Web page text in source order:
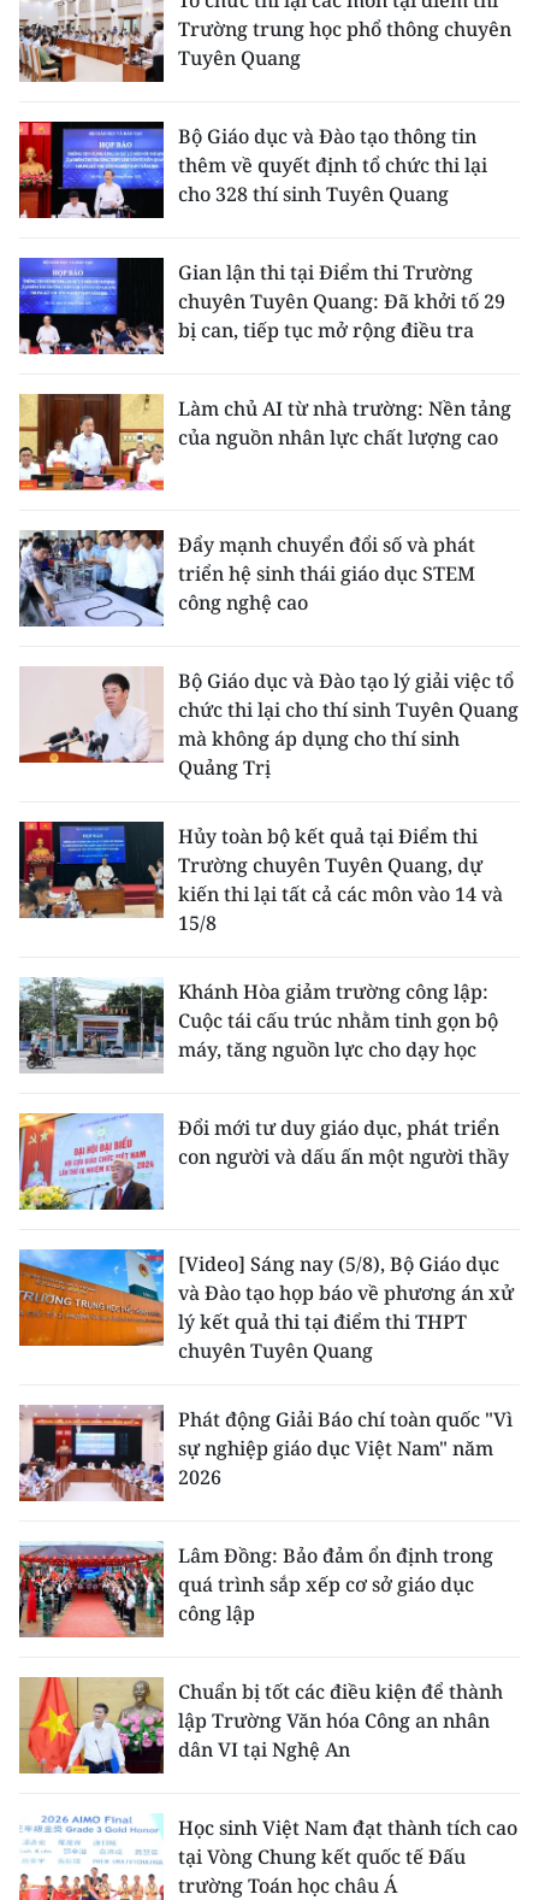
Trường trung học phổ thông chuyên
Tuyên Quang
Bộ Giáo dục và Đào tạo thông tin
thêm về quyết định tổ chức thi lại
cho 328 thí sinh Tuyên Quang
Gian lận thi tại Điểm thi Trường
chuyên Tuyên Quang: Đã khởi tố 29
bị can, tiếp tục mở rộng điều tra
Làm chủ AI từ nhà trường: Nền tảng
của nguồn nhân lực chất lượng cao
Đẩy mạnh chuyển đổi số và phát
triển hệ sinh thái giáo dục STEM
công nghệ cao
Bộ Giáo dục và Đào tạo lý giải việc tổ
chức thi lại cho thí sinh Tuyên Quang
mà không áp dụng cho thí sinh
Quảng Trị
Hủy toàn bộ kết quả tại Điểm thi
Trường chuyên Tuyên Quang, dự
kiến thi lại tất cả các môn vào 14 và
15/8
Khánh Hòa giảm trường công lập:
Cuộc tái cấu trúc nhằm tinh gọn bộ
máy, tăng nguồn lực cho dạy học
Đổi mới tư duy giáo dục, phát triển
con người và dấu ấn một người thầy
[Video] Sáng nay (5/8), Bộ Giáo dục
và Đào tạo họp báo về phương án xử
lý kết quả thi tại điểm thi THPT
chuyên Tuyên Quang
Phát động Giải Báo chí toàn quốc "Vì
sự nghiệp giáo dục Việt Nam" năm
2026
Lâm Đồng: Bảo đảm ổn định trong
quá trình sắp xếp cơ sở giáo dục
công lập
Chuẩn bị tốt các điều kiện để thành
lập Trường Văn hóa Công an nhân
dân VI tại Nghệ An
Học sinh Việt Nam đạt thành tích cao
tại Vòng Chung kết quốc tế Đấu
trường Toán học châu Á